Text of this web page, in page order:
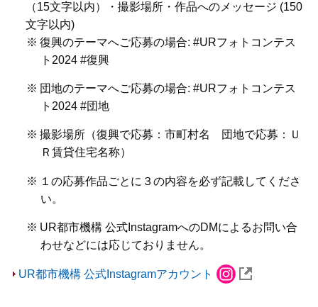
（15文字以内）・撮影場所・作品へのメッセージ (150
文字以内)
※ 復興のテーマへご応募の場合: #URフォトコンテス
ト2024 #復興
※ 団地のテーマへご応募の場合: #URフォトコンテス
ト2024 #団地
※ 撮影場所（復興で応募：市町村名 団地で応募：Ｕ
Ｒ賃貸住宅名称）
※ １の応募作品ごとに３の内容を必ず記載してくださ
い。
※ UR都市機構 公式InstagramへのDMによるお問い合
わせなどには応じておりません。
UR都市機構 公式Instagramアカウント